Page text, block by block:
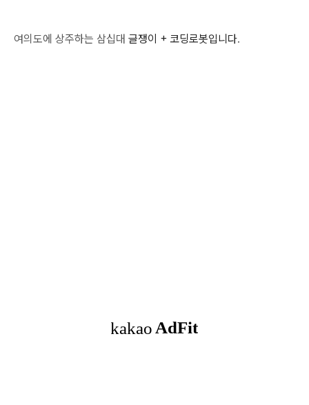
여의도에 상주하는 삼십대 글쟁이 + 코딩로봇입니다.